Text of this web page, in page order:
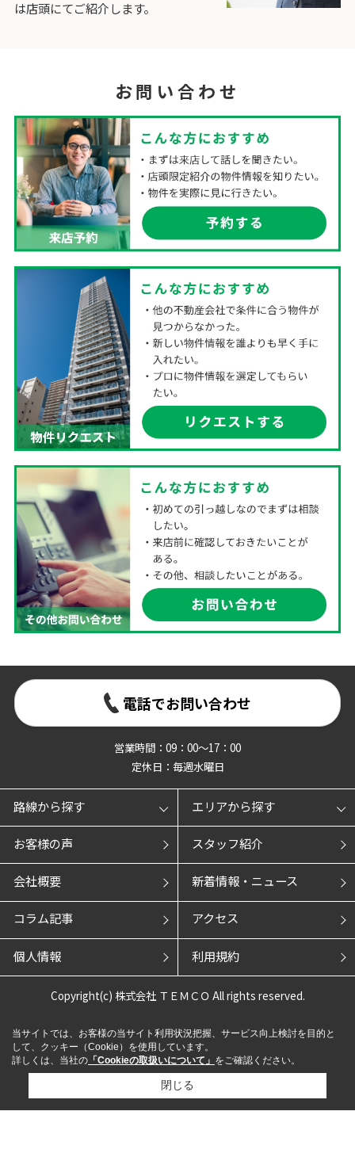
は店頭にてご紹介します。
お問い合わせ
電話でお問い合わせ
営業時間：09：00～17：00
定休日：毎週水曜日
路線から探す エリアから探す
お客様の声 スタッフ紹介
会社概要 新着情報・ニュース
コラム記事 アクセス
個人情報 利用規約
Copyright(c) 株式会社 ＴＥＭＣＯ All rights reserved.
当サイトでは、お客様の当サイト利用状況把握、サービス向上検討を目的と
して、クッキー（Cookie）を使用しています。
詳しくは、当社の 「Cookieの取扱いについて」 をご確認ください。
閉じる